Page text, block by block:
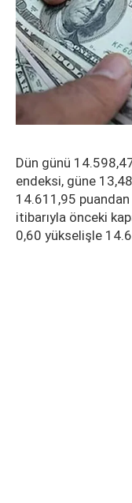
Dün günü
endeksi, güne
14.611,95
itibarıyla önceki
0,60 yükselişle